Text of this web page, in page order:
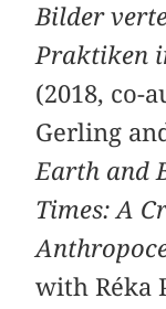
Bilder
Praktiken
(2018, co-
Gerling
Earth and
Times: A
with Réka